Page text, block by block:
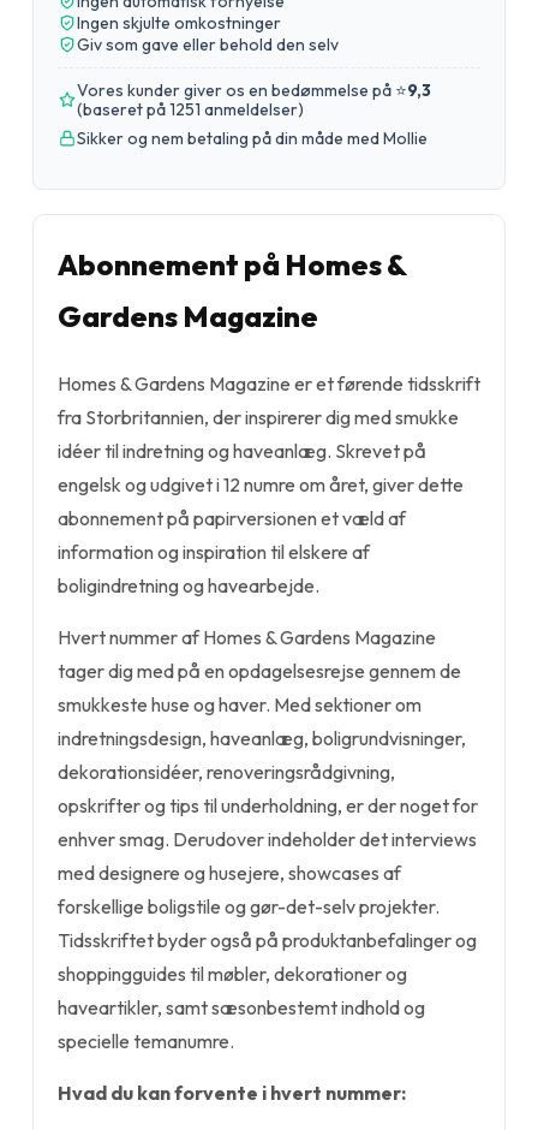
Ingen skjulte omkostninger
Giv som gave eller behold den selv
Vores kunder giver os en bedømmelse på ⭐9,3
(baseret på 1251 anmeldelser)
Sikker og nem betaling på din måde med Mollie
Abonnement på Homes &
Gardens Magazine
Homes & Gardens Magazine er et førende tidsskrift
fra Storbritannien, der inspirerer dig med smukke
idéer til indretning og haveanlæg. Skrevet på
engelsk og udgivet i 12 numre om året, giver dette
abonnement på papirversionen et væld af
information og inspiration til elskere af
boligindretning og havearbejde.
Hvert nummer af Homes & Gardens Magazine
tager dig med på en opdagelsesrejse gennem de
smukkeste huse og haver. Med sektioner om
indretningsdesign, haveanlæg, boligrundvisninger,
dekorationsidéer, renoveringsrådgivning,
opskrifter og tips til underholdning, er der noget for
enhver smag. Derudover indeholder det interviews
med designere og husejere, showcases af
forskellige boligstile og gør-det-selv projekter.
Tidsskriftet byder også på produktanbefalinger og
shoppingguides til møbler, dekorationer og
haveartikler, samt sæsonbestemt indhold og
specielle temanumre.
Hvad du kan forvente i hvert nummer: